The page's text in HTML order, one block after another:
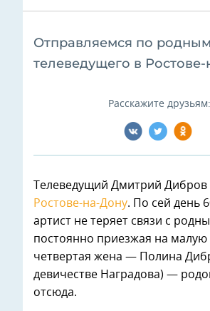
Отправляемся по
телеведущего в
Расскажите друзьям:
Телеведущий Дмитрий Дибров
Ростове-на-Дону. По сей день
артист не теряет связи с
постоянно приезжая на малую
четвертая жена — Полина
девичестве Наградова) —
отсюда.